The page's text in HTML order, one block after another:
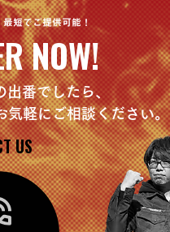
短でご提供可能！
NOW!
出番でしたら、
気軽にご相談ください。
US